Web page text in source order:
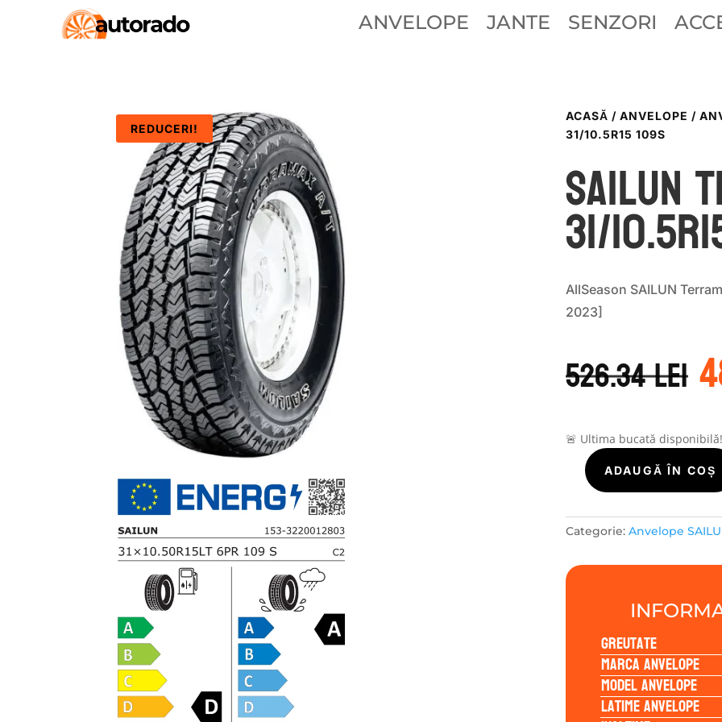
ANVELOPE JANTE SENZORI
REDUCERI!
ACASĂ / ANVELOPE /
31/10.5R15 109S
Sailun
31/
AllSeason SAILUN
2023]
526.34leia
🚨 Ultima bucată
Cantitate
Sailun
TERRAMAX
A/T
109S
ADAUGĂ ÎN COȘ
Categorie: Anvelope
Greutate
Marca anvelope
Model anvelope
Latime anvelope